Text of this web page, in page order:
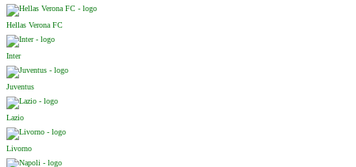
Hellas Verona FC
Inter
Juventus
Lazio
Livorno